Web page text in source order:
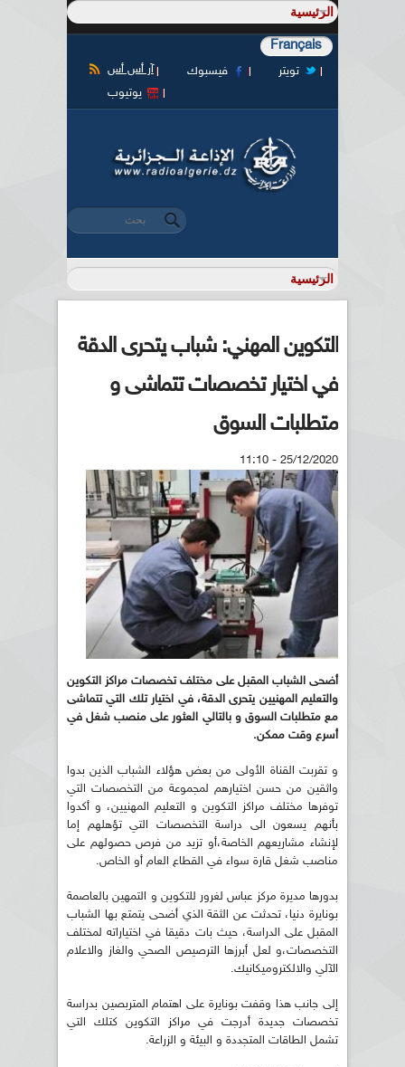
Français
آر أس أس فيسبوك
تويتر
يوتيوب
استمارة البحث
‏بحث ‏
التكوين المهني: شباب يتحرى الدقة
في اختيار تخصصات تتماشى و
متطلبات السوق
25/12/2020 - 11:10
أضحى الشباب المقبل على مختلف تخصصات مراكز التكوين
والتعليم المهنيين يتحرى الدقة، في اختيار تلك التي تتماشى
مع متطلبات السوق و بالتالي العثور على منصب شغل في
أسرع وقت ممكن.
و تقربت القناة الأولى من بعض هؤلاء الشباب الذين بدوا
واثقين من حسن اختيارهم لمجموعة من التخصصات التي
توفرها مختلف مراكز التكوين و التعليم المهنيين، و أكدوا
بأنهم يسعون الى دراسة التخصصات التي تؤهلهم إما
لإنشاء مشاريعهم الخاصة،أو تزيد من فرص حصولهم على
مناصب شغل قارة سواء في القطاع العام أو الخاص.
بدورها مديرة مركز عباس لغرور للتكوين و التمهين بالعاصمة
بونايرة دنيا، تحدثت عن الثقة الذي أضحى يتمتع بها الشباب
المقبل على الدراسة، حيث بات دقيقا في اختياراته لمختلف
التخصصات،و لعل أبرزها الترصيص الصحي والغاز والاعلام
الآلي والالكتروميكانيك.
إلى جانب هذا وقفت بونايرة على اهتمام المتربصين بدراسة
تخصصات جديدة أدرجت في مراكز التكوين كتلك التي
تشمل الطاقات المتجددة و البيئة و الزراعة.